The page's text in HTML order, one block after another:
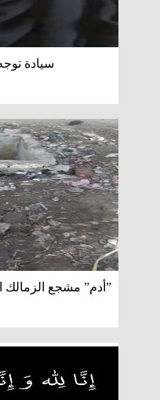
سيادة
”أدم” مشجع الزمالك